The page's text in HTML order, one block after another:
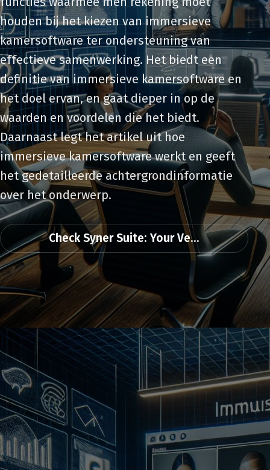
houden bij het kiezen van immersieve
kamersoftware ter ondersteuning van
effectieve samenwerking. Het biedt een
definitie van immersieve kamersoftware en
het doel ervan, en gaat dieper in op de
waarden en voordelen die het biedt.
Daarnaast legt het artikel uit hoe
immersieve kamersoftware werkt en geeft
het gedetailleerde achtergrondinformatie
over het onderwerp.
Check Syner Suite: Your Ve...